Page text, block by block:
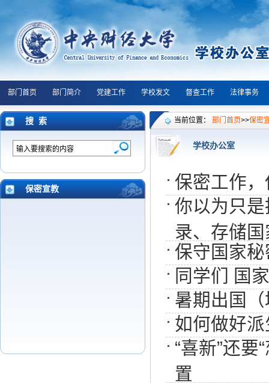
部门首页 部门简介 党建工作 学校发文 督查工作 法律事务
搜 索
保密宣教
当前位置： 部门首页>>保密
学校办公室
保密工作，
你以为只
录、存储国
保守国家秘
同学们 国
暑期出国
如何做好
“喜新”还
置